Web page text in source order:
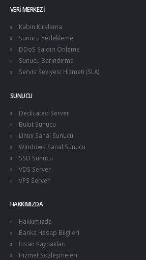
VERI MERKEZI
Kabin Kiralama
Sunucu Yedekleme
DDoS Saldırı Önleme
Sunucu Barındırma
Servis Seviyesi Hizmeti (SLA)
SUNUCU
Dedicated Server
Bulut Sunucu
Linux Sanal Sunucu
Windows Sanal Sunucu
SSD Sunucu
VDS Server
VPS Server
HAKKIMIZDA
Hakkımızda
Banka Hesap Bilgileri
İnsan Kaynakları
Hizmet Sözleşmeleri